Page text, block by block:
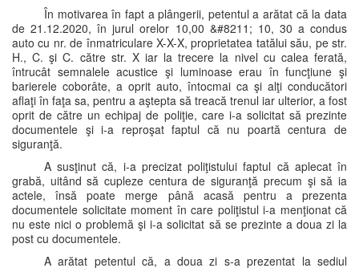
În motivarea în fapt a plângerii, petentul a arătat că la data
de 21.12.2020, în jurul orelor 10,00 &#8211; 10, 30 a condus
auto cu nr. de înmatriculare X-X-X, proprietatea tatălui său, pe str.
H., C. şi C. către str. X iar la trecere la nivel cu calea ferată,
întrucât semnalele acustice şi luminoase erau în funcţiune şi
barierele coborâte, a oprit auto, întocmai ca şi alţi conducători
aflaţi în faţa sa, pentru a aştepta să treacă trenul iar ulterior, a fost
oprit de către un echipaj de poliţie, care i-a solicitat să prezinte
documentele şi i-a reproşat faptul că nu poartă centura de
siguranţă.
A susţinut că, i-a precizat poliţistului faptul că aplecat în
grabă, uitând să cupleze centura de siguranţă precum şi să ia
actele, însă poate merge până acasă pentru a prezenta
documentele solicitate moment în care poliţistul i-a menţionat că
nu este nici o problemă şi i-a solicitat să se prezinte a doua zi la
post cu documentele.
A arătat petentul că, a doua zi s-a prezentat la sediul